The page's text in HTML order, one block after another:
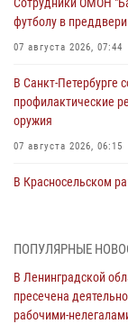
футболу в
07 августа 2026, 07:44
В Санкт-Петербурге
профилактические
оружия
07 августа 2026, 06:15
В Красносельском
06 августа 2026, 13:39
В Центральном
хулигана,
домами
ПОПУЛЯРНЫЕ
В Ленинградской
пресечена
рабочими-